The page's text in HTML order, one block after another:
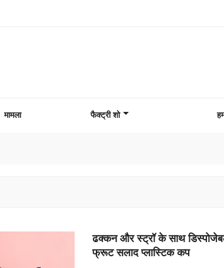
मामला फैक्ट्री शो
ढक्कन और स्ट्रॉ के साथ
फ्रूट सलाद प्लास्टिक कप